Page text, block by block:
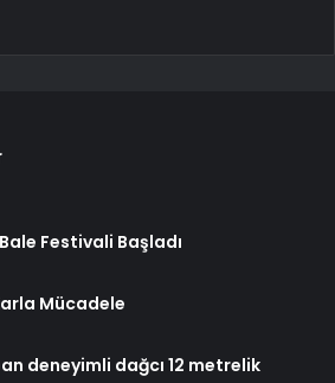
Festivali Başladı
Mücadele
deneyimli dağcı 12 metrelik